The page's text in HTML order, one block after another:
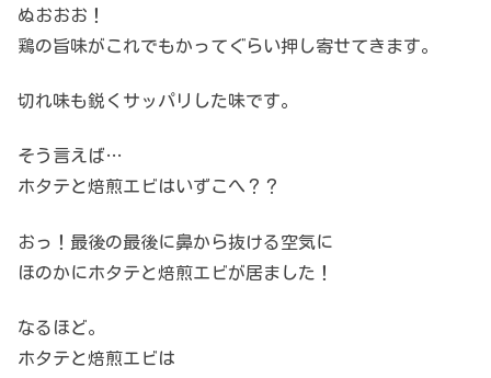
ぬおおお！
鶏の旨味がこれでもかってぐらい押し寄せてきます。
切れ味も鋭くサッパリした味です。
そう言えば…
ホタテと焙煎エビはいずこへ？？
おっ！最後の最後に鼻から抜ける空気に
ほのかにホタテと焙煎エビが居ました！
なるほど。
ホタテと焙煎エビは